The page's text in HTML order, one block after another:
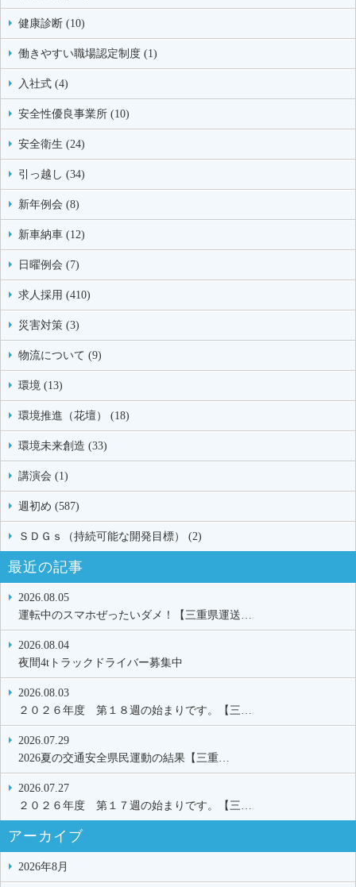
健康診断 (10)
働きやすい職場認定制度 (1)
入社式 (4)
安全性優良事業所 (10)
安全衛生 (24)
引っ越し (34)
新年例会 (8)
新車納車 (12)
日曜例会 (7)
求人採用 (410)
災害対策 (3)
物流について (9)
環境 (13)
環境推進（花壇） (18)
環境未来創造 (33)
講演会 (1)
週初め (587)
ＳＤＧｓ（持続可能な開発目標） (2)
最近の記事
2026.08.05
運転中のスマホぜったいダメ！【三重県運送…
2026.08.04
夜間4tトラックドライバー募集中
2026.08.03
２０２６年度 第１８週の始まりです。【三…
2026.07.29
2026夏の交通安全県民運動の結果【三重…
2026.07.27
２０２６年度 第１７週の始まりです。【三…
アーカイブ
2026年8月